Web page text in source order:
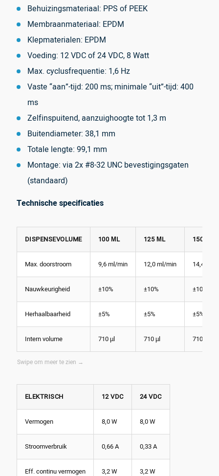
Behuizingsmateriaal: PPS of PEEK
Membraanmateriaal: EPDM
Klepmaterialen: EPDM
Voeding: 12 VDC of 24 VDC, 8 Watt
Max. cyclusfrequentie: 1,6 Hz
Vaste “aan”-tijd: 200 ms; minimale “uit”-tijd: 400
ms
Zelfinspuitend, aanzuighoogte tot 1,3 m
Buitendiameter: 38,1 mm
Totale lengte: 99,1 mm
Montage: via 2x #8-32 UNC bevestigingsgaten
(standaard)
Technische specificaties
DISPENSEVOLUME 100 ΜL 125 ΜL 150 ΜL
Max. doorstroom 9,6 ml/min 12,0 ml/min 14,4 ml/
Nauwkeurigheid ±10% ±10% ±10%
Herhaalbaarheid ±5% ±5% ±5%
Intern volume 710 µl 710 µl 710 µl
ELEKTRISCH 12 VDC 24 VDC
Vermogen 8,0 W 8,0 W
Stroomverbruik 0,66 A 0,33 A
Eff. continu vermogen 3,2 W 3,2 W